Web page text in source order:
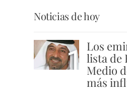
Noticias de hoy
1 Los
lista de
Medio
más